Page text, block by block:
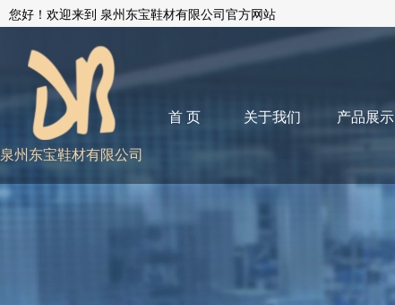
您好！欢迎来到 泉州东宝鞋材有限公司官方网站
泉州东宝鞋材有限公司
首 页 关于我们 产品展示